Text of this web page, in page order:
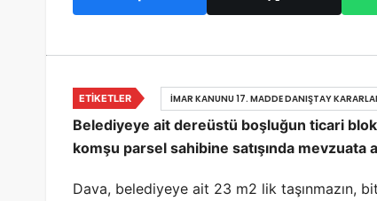
Belediyeye ait dereüstü boşluğun ticari
komşu parsel sahibine satışında mevzuata
Dava, belediyeye ait 23 m2 lik taşınmazın,
ETIKETLER İMAR KANUNU 17. MADDE DANIŞTAY